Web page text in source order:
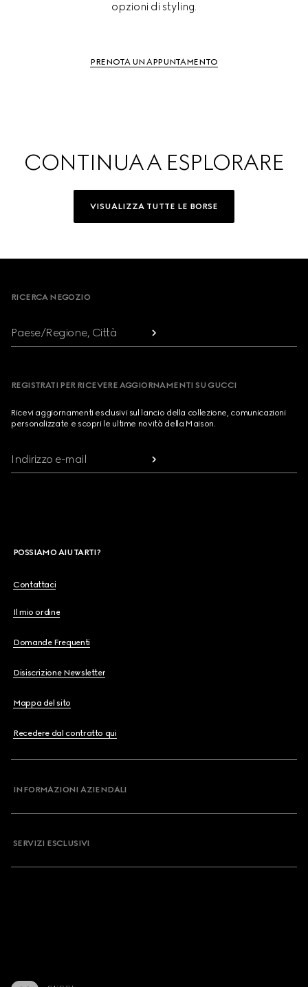
opzioni di styling.
PRENOTA UN APPUNTAMENTO
CONTINUA A ESPLORARE
VISUALIZZA TUTTE LE BORSE
RICERCA NEGOZIO
Paese/Regione, Città
REGISTRATI PER RICEVERE AGGIORNAMENTI SU GUCCI
Ricevi aggiornamenti esclusivi sul lancio della collezione, comunicazioni
personalizzate e scopri le ultime novità della Maison.
Indirizzo e-mail
POSSIAMO AIUTARTI?
Contattaci
Il mio ordine
Domande Frequenti
Disiscrizione Newsletter
Mappa del sito
Recedere dal contratto qui
INFORMAZIONI AZIENDALI
SERVIZI ESCLUSIVI